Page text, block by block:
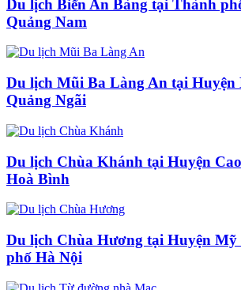
Du lịch Biển An Bàng tại Thành
Quảng Nam
Du lịch Mũi Ba Làng An tại Huyện
Quảng Ngãi
Du lịch Chùa Khánh tại Huyện
Hoà Bình
Du lịch Chùa Hương tại Huyện
phố Hà Nội